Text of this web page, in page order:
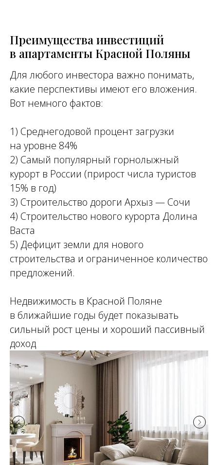
Преимущества инвестиций
в апартаменты Красной Поляны
Для любого инвестора важно понимать,
какие перспективы имеют его вложения.
Вот немного фактов:
1) Среднегодовой процент загрузки
на уровне 84%
2) Самый популярный горнолыжный
курорт в России (прирост числа туристов
15% в год)
3) Строительство дороги Архыз — Сочи
4) Строительство нового курорта Долина
Васта
5) Дефицит земли для нового
строительства и ограниченное количество
предложений.
Недвижимость в Красной Поляне
в ближайшие годы будет показывать
сильный рост цены и хороший пассивный
доход